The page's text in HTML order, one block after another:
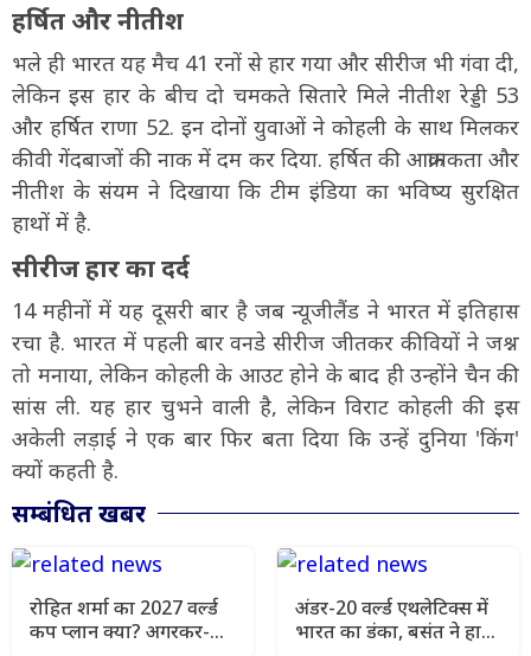
हर्षित और नीतीश
भले ही भारत यह मैच 41 रनों से हार गया और सीरीज भी गंवा दी,
लेकिन इस हार के बीच दो चमकते सितारे मिले नीतीश रेड्डी 53
और हर्षित राणा 52. इन दोनों युवाओं ने कोहली के साथ मिलकर
कीवी गेंदबाजों की नाक में दम कर दिया. हर्षित की आक्रामकता और
नीतीश के संयम ने दिखाया कि टीम इंडिया का भविष्य सुरक्षित
हाथों में है.
सीरीज हार का दर्द
14 महीनों में यह दूसरी बार है जब न्यूजीलैंड ने भारत में इतिहास
रचा है. भारत में पहली बार वनडे सीरीज जीतकर कीवियों ने जश्न
तो मनाया, लेकिन कोहली के आउट होने के बाद ही उन्होंने चैन की
सांस ली. यह हार चुभने वाली है, लेकिन विराट कोहली की इस
अकेली लड़ाई ने एक बार फिर बता दिया कि उन्हें दुनिया 'किंग'
क्यों कहती है.
सम्बंधित खबर
रोहित शर्मा का 2027 वर्ल्ड
कप प्लान क्या? अगरकर-
अंडर-20 वर्ल्ड एथलेटिक्स में
भारत का डंका, बसंत ने हाई